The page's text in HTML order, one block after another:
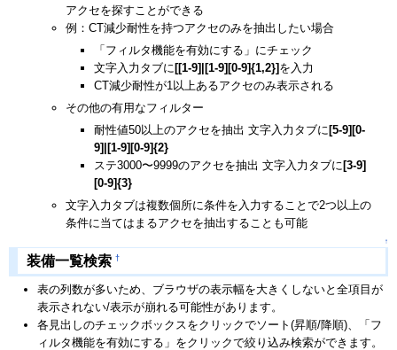
アクセを探すことができる
例：CT減少耐性を持つアクセのみを抽出したい場合
「フィルタ機能を有効にする」にチェック
文字入力タブに [[1-9]|[1-9][0-9]{1,2}] を入力
CT減少耐性が1以上あるアクセのみ表示される
その他の有用なフィルター
耐性値50以上のアクセを抽出 文字入力タブに [5-9][0-
9]|[1-9][0-9]{2}
ステ3000〜9999のアクセを抽出 文字入力タブに [3-9]
[0-9]{3}
文字入力タブは複数個所に条件を入力することで2つ以上の
条件に当てはまるアクセを抽出することも可能
↑
装備一覧検索 †
表の列数が多いため、ブラウザの表示幅を大きくしないと全項目が
表示されない/表示が崩れる可能性があります。
各見出しのチェックボックスをクリックでソート(昇順/降順)、「フ
ィルタ機能を有効にする」をクリックで絞り込み検索ができます。